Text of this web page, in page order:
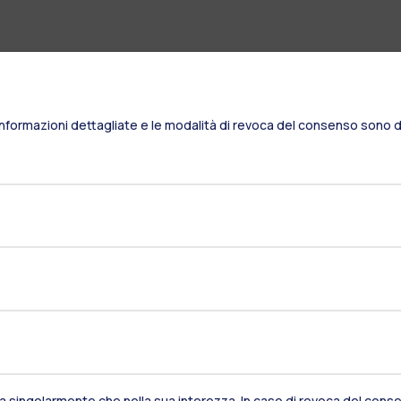
Residenze Frontiere
dettagliate e le modalità di revoca del consenso sono